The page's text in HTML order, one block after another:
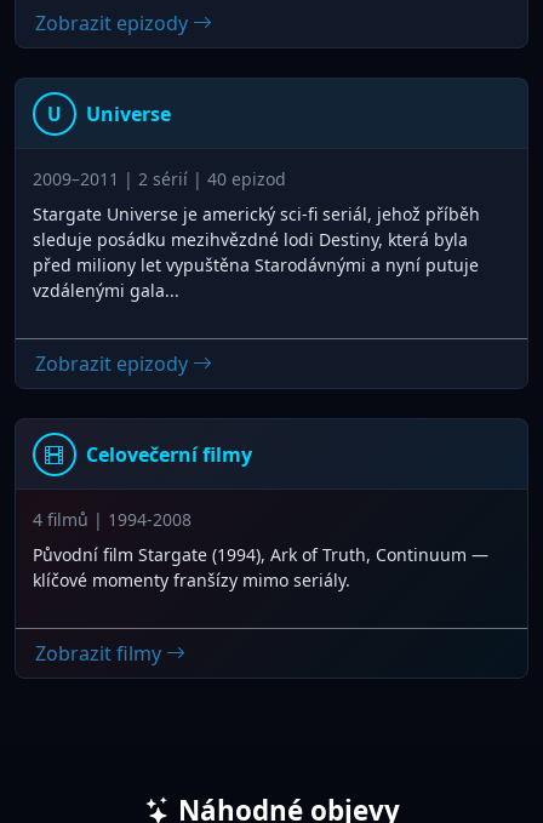
Zobrazit epizody
U Universe
2009–2011 | 2 sérií | 40 epizod
Stargate Universe je americký sci-fi seriál, jehož příběh
sleduje posádku mezihvězdné lodi Destiny, která byla
před miliony let vypuštěna Starodávnými a nyní putuje
vzdálenými gala...
Zobrazit epizody
Celovečerní filmy
4 filmů | 1994-2008
Původní film Stargate (1994), Ark of Truth, Continuum —
klíčové momenty franšízy mimo seriály.
Zobrazit filmy
Náhodné objevy